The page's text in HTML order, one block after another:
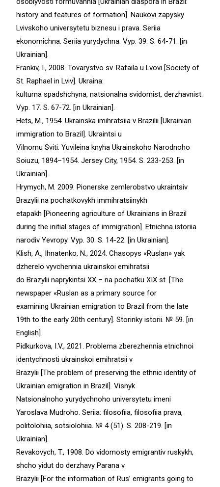
history and features of formation]. Naukovi zapysky
Lvivskoho universytetu biznesu i prava. Seriia
ekonomichna. Seriia yurydychna. Vyp. 39. S. 64-71. [in
Ukrainian].
Frankiv, I., 2008. Tovarystvo sv. Rafaila u Lvovi [Society of
St. Raphael in Lviv]. Ukraina:
kulturna spadshchyna, natsionalna svidomist, derzhavnist.
Vyp. 17. S. 67-72. [in Ukrainian].
Hets, M., 1954. Ukrainska imihratsiia v Brazilii [Ukrainian
immigration to Brazil]. Ukraintsi u
Vilnomu Sviti: Yuvileina knyha Ukrainskoho Narodnoho
Soiuzu, 1894–1954. Jersey City, 1954. S. 233-253. [іn
Ukrainian].
Hrymych, M. 2009. Pionerske zemlerobstvo ukraintsiv
Brazylii na pochatkovykh immihratsiinykh
etapakh [Pioneering agriculture of Ukrainians in Brazil
during the initial stages of immigration]. Etnichna istoriia
narodiv Yevropy. Vyp. 30. S. 14-22. [іn Ukrainian].
Klish, A., Ihnatenko, N., 2024. Chasopys «Ruslan» yak
dzherelo vyvchennia ukrainskoi emihratsii
do Brazylii naprykintsi ХХ – na pochatku ХІХ st. [The
newspaper «Ruslan as a primary source for
examining Ukrainian emigration to Brazil from the late
19th to the early 20th century]. Storinky istorii. № 59. [іn
English].
Pidkurkova, I.V., 2021. Problema zberezhennia etnichnoi
identychnosti ukrainskoi emihratsii v
Brazylii [The problem of preserving the ethnic identity of
Ukrainian emigration in Brazil]. Visnyk
Natsionalnoho yurydychnoho universytetu imeni
Yaroslava Mudroho. Seriia: filosofiia, filosofiia prava,
politolohiia, sotsiolohiia. № 4 (51). S. 208-219. [in
Ukrainian].
Revakovych, T., 1908. Do vidomosty emigrantiv ruskykh,
shcho yidut do derzhavy Parana v
Brazylii [For the information of Rus’ emigrants going to